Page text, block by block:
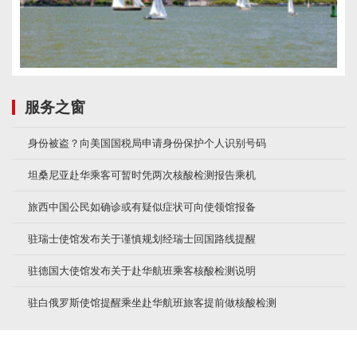
服务之窗
身份被盗？向美国国税局申请身份保护个人识别号码
坦桑尼亚赴华乘客可暂时凭两次核酸检测报告乘机
旅西中国公民如确诊或有疑似症状可向使领馆报备
驻瑞士使馆发布关于谨慎规划经瑞士回国路线提醒
驻德国大使馆发布关于赴华航班乘客核酸检测说明
驻白俄罗斯使馆提醒乘坐赴华航班旅客提前做核酸检测